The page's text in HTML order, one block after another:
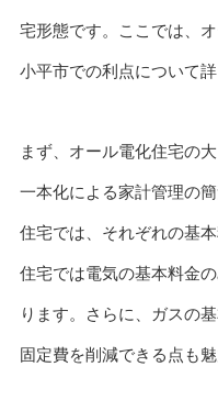
宅形態です。ここでは、
小平市での利点について詳
まず、オール電化住宅の
一本化による家計管理の
住宅では、それぞれの基
住宅では電気の基本料金
ります。さらに、ガスの
固定費を削減できる点も魅